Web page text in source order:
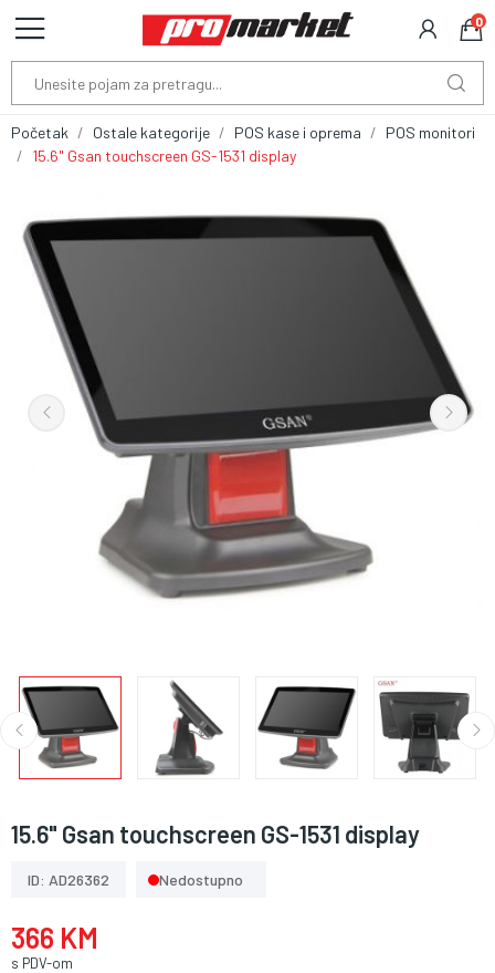
0
Početak Ostale kategorije POS kase i oprema
POS monitori
15.6" Gsan touchscreen GS-1531 display
15.6" Gsan touchscreen GS-1531 display
ID: AD26362 Nedostupno
366 KM
s PDV-om